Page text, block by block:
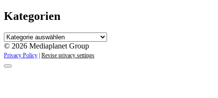
Kategorien
Kategorien
© 2026 Mediaplanet Group
Privacy Policy | Revise privacy settings